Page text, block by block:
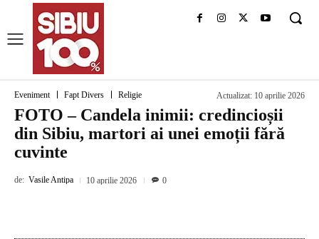
Eveniment Fapt Divers Religie Actualizat: 10 aprilie 2026
FOTO – Candela inimii: credincioșii
din Sibiu, martori ai unei emoții fără
cuvinte
de: Vasile Antipa 10 aprilie 2026 0